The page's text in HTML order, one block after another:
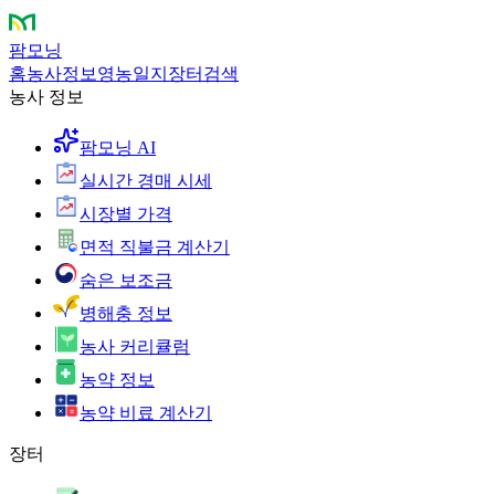
팜모닝
홈농사정보 영농일지 장터 검색
농사 정보
팜모닝 AI
실시간 경매 시세
시장별 가격
면적 직불금 계산기
숨은 보조금
병해충 정보
농사 커리큘럼
농약 정보
농약 비료 계산기
장터